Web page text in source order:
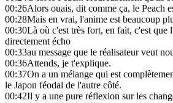
00:26Alors ouais, dit comme ça, le Peach
00:28Mais en vrai, l'anime est beaucoup
00:30Là où c'est très fort, en fait, c'est que
directement écho
00:33au message que le réalisateur veut
00:36Attends, je t'explique.
00:37On a un mélange qui est
le Japon féodal de l'autre côté.
00:42Il y a une pure réflexion sur les